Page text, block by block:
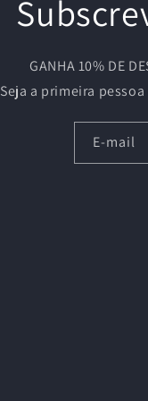
GANHA 10% DE
Seja a primeira
E-mail